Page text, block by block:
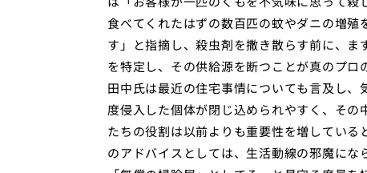
食べてくれたはずの数百匹の蚊やダニの増殖
す」と指摘し、殺虫剤を撒き散らす前に、ま
を特定し、その供給源を断つことが真のプロ
田中氏は最近の住宅事情についても言及し
度侵入した個体が閉じ込められやすく、その
たちの役割は以前よりも重要性を増している
のアドバイスとしては、生活動線の邪魔にな